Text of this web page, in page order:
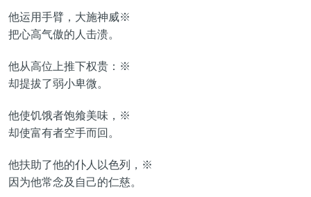
他运用手臂，大施神威※
把心高气傲的人击溃。
他从高位上推下权贵：※
却提拔了弱小卑微。
他使饥饿者饱飨美味，※
却使富有者空手而回。
他扶助了他的仆人以色列，※
因为他常念及自己的仁慈。